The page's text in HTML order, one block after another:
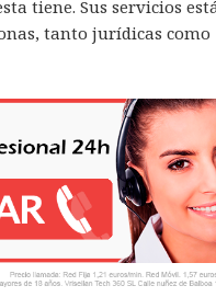
tiene. Sus servicios
tanto jurídicas como